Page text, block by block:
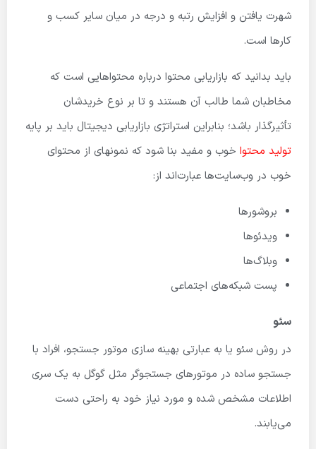
شهرت یافتن و افزایش رتبه و درجه در میان سایر کسب و
کارها است.
باید بدانید که بازاریابی محتوا درباره محتواهایی است که
مخاطبان شما طالب آن هستند و تا بر نوع خریدشان
تأثیرگذار باشد؛ بنابراین استراتژی بازاریابی دیجیتال باید بر پایه
تولید محتوا خوب و مفید بنا شود که نمونه­ای از محتوای
خوب در وب‌سایت‌ها عبارت‌اند از:
بروشورها
ویدئوها
وبلاگ‌ها
پست شبکه‌های اجتماعی
سئو
در روش سئو یا به عبارتی بهینه سازی موتور جستجو، افراد با
جستجو ساده در موتورهای جستجوگر مثل گوگل به یک سری
اطلاعات مشخص شده و مورد نیاز خود به راحتی دست
می‌یابند.